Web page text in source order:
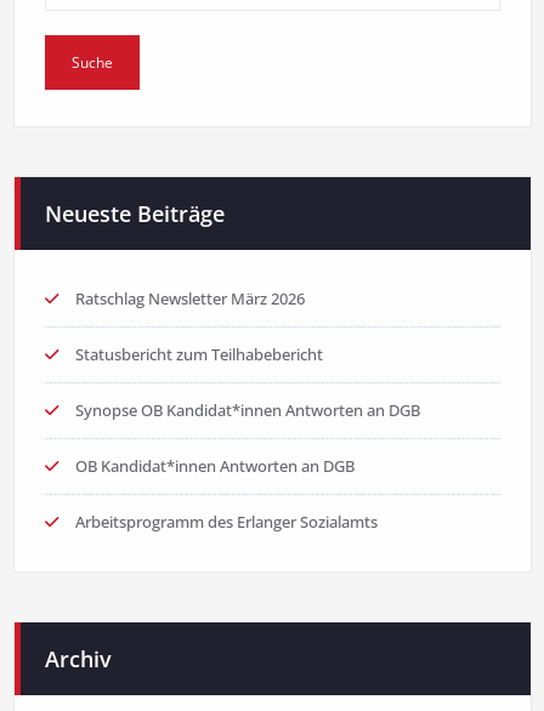
Neueste Beiträge
Ratschlag Newsletter März 2026
Statusbericht zum Teilhabebericht
Synopse OB Kandidat*innen Antworten an DGB
OB Kandidat*innen Antworten an DGB
Arbeitsprogramm des Erlanger Sozialamts
Archiv